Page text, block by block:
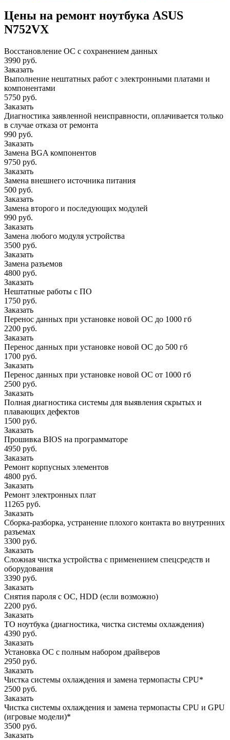
Цены на ремонт ноутбука ASUS
N752VX
Восстановление ОС с сохранением данных
3990 руб.
Заказать
Выполнение нештатных работ с электронными платами и
компонентами
5750 руб.
Заказать
Диагностика заявленной неисправности, оплачивается только
в случае отказа от ремонта
990 руб.
Заказать
Замена BGA компонентов
9750 руб.
Заказать
Замена внешнего источника питания
500 руб.
Заказать
Замена второго и последующих модулей
990 руб.
Заказать
Замена любого модуля устройства
3500 руб.
Заказать
Замена разъемов
4800 руб.
Заказать
Нештатные работы с ПО
1750 руб.
Заказать
Перенос данных при установке новой ОС до 1000 гб
2200 руб.
Заказать
Перенос данных при установке новой ОС до 500 гб
1700 руб.
Заказать
Перенос данных при установке новой ОС от 1000 гб
2500 руб.
Заказать
Полная диагностика системы для выявления скрытых и
плавающих дефектов
1500 руб.
Заказать
Прошивка BIOS на программаторе
4950 руб.
Заказать
Ремонт корпусных элементов
4800 руб.
Заказать
Ремонт электронных плат
11265 руб.
Заказать
Сборка-разборка, устранение плохого контакта во внутренних
разъемах
3300 руб.
Заказать
Сложная чистка устройства с применением спецсредств и
оборудования
3390 руб.
Заказать
Снятия пароля с OC, HDD (если возможно)
2200 руб.
Заказать
ТО ноутбука (диагностика, чистка системы охлаждения)
4390 руб.
Заказать
Установка ОС с полным набором драйверов
2950 руб.
Заказать
Чистка системы охлаждения и замена термопасты CPU*
2500 руб.
Заказать
Чистка системы охлаждения и замена термопасты CPU и GPU
(игровые модели)*
3500 руб.
Заказать